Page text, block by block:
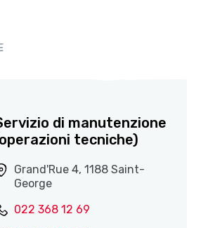
di manutenzione
tecniche)
Grand'Rue 4, 1188 Saint-
George
022 368 12 69